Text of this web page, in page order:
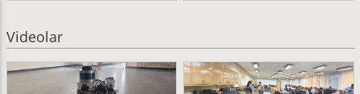
Videolar